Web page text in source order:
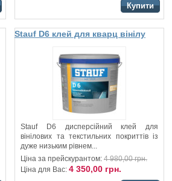
Купити
Stauf D6 клей для кварц вінілу
Stauf D6 дисперсійний клей для
вінілових та текстильних покриттів із
дуже низьким рівнем...
Ціна за прейскурантом: 4 980,00 грн.
Ціна для Вас: 4 350,00 грн.